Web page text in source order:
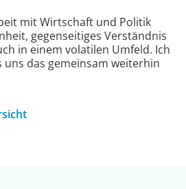
mit Wirtschaft und Politik
gegenseitiges Verständnis
in einem volatilen Umfeld. Ich
das gemeinsam weiterhin